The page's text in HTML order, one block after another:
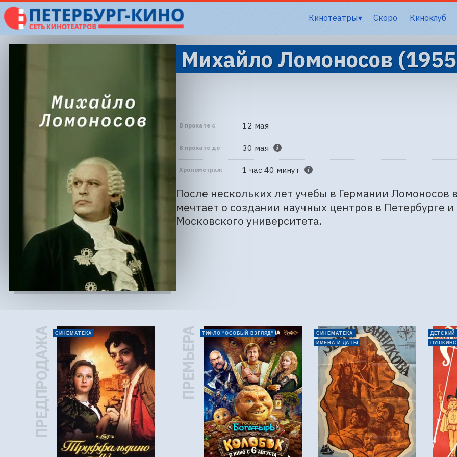
Кинотеатры Скоро Киноклуб
Михайло Ломоносов
В прокате с 12 мая
В прокате до 30 мая
Хронометраж 1 час 40 минут
После нескольких лет учебы в Германии Ломоносов
мечтает о создании научных центров в Петербурге
Московского университета.
ПРЕДПРОДАЖА СИНЕМАТЕКА ПРЕМЬЕРА ТИФЛО "ОСОБЫЙ ВЗГЛЯД"
СИНЕМАТЕКА
ИМЕНА И ДАТЫ
ДЕТСКИЙ